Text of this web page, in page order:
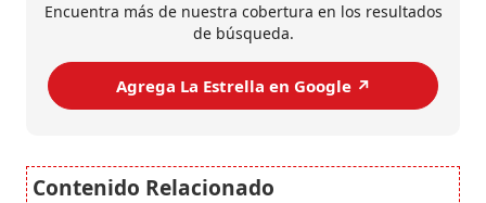
Encuentra más de nuestra cobertura en los resultados
de búsqueda.
Agrega La Estrella en Google ↗️